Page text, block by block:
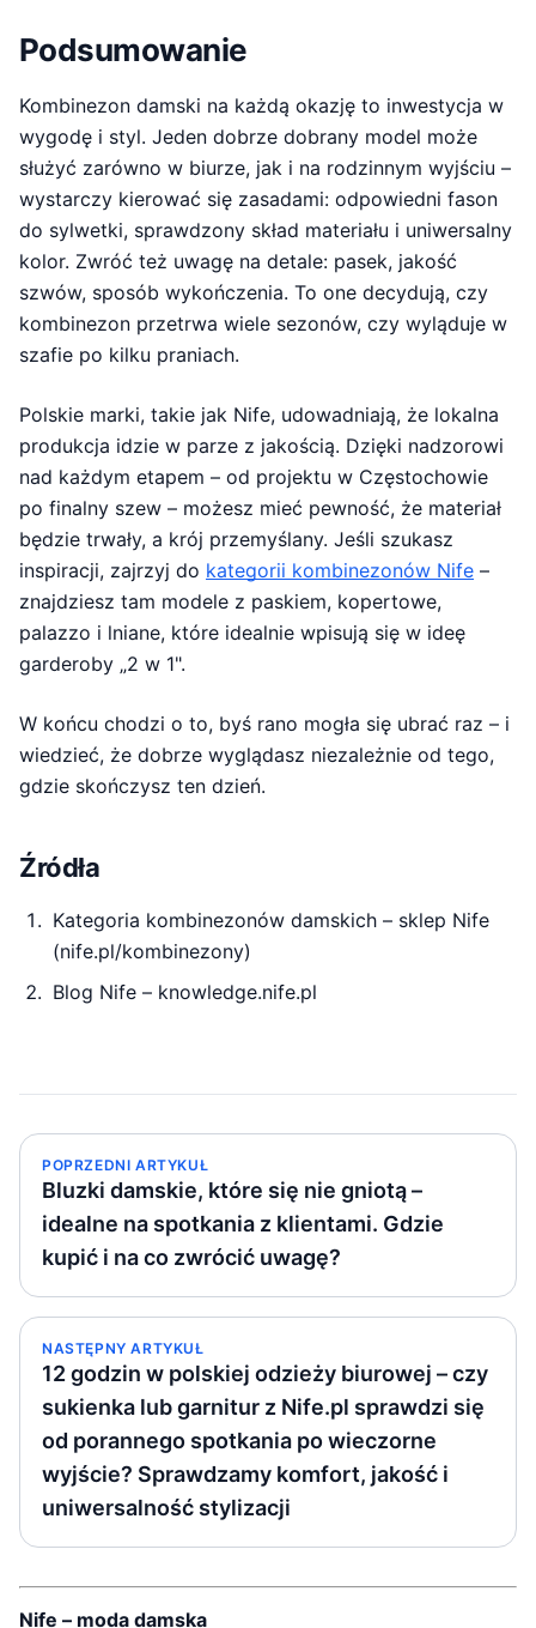
Podsumowanie
Kombinezon damski na każdą okazję to inwestycja w
wygodę i styl. Jeden dobrze dobrany model może
służyć zarówno w biurze, jak i na rodzinnym wyjściu –
wystarczy kierować się zasadami: odpowiedni fason
do sylwetki, sprawdzony skład materiału i uniwersalny
kolor. Zwróć też uwagę na detale: pasek, jakość
szwów, sposób wykończenia. To one decydują, czy
kombinezon przetrwa wiele sezonów, czy wyląduje w
szafie po kilku praniach.
Polskie marki, takie jak Nife, udowadniają, że lokalna
produkcja idzie w parze z jakością. Dzięki nadzorowi
nad każdym etapem – od projektu w Częstochowie
po finalny szew – możesz mieć pewność, że materiał
będzie trwały, a krój przemyślany. Jeśli szukasz
inspiracji, zajrzyj do kategorii kombinezonów Nife –
znajdziesz tam modele z paskiem, kopertowe,
palazzo i lniane, które idealnie wpisują się w ideę
garderoby „2 w 1".
W końcu chodzi o to, byś rano mogła się ubrać raz – i
wiedzieć, że dobrze wyglądasz niezależnie od tego,
gdzie skończysz ten dzień.
Źródła
Kategoria kombinezonów damskich – sklep Nife
(nife.pl/kombinezony)
Blog Nife – knowledge.nife.pl
POPRZEDNI ARTYKUŁ
Bluzki damskie, które się nie gniotą –
idealne na spotkania z klientami. Gdzie
kupić i na co zwrócić uwagę?
NASTĘPNY ARTYKUŁ
12 godzin w polskiej odzieży biurowej – czy
sukienka lub garnitur z Nife.pl sprawdzi się
od porannego spotkania po wieczorne
wyjście? Sprawdzamy komfort, jakość i
uniwersalność stylizacji
Nife – moda damska